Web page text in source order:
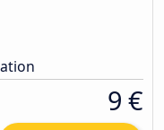
9 €